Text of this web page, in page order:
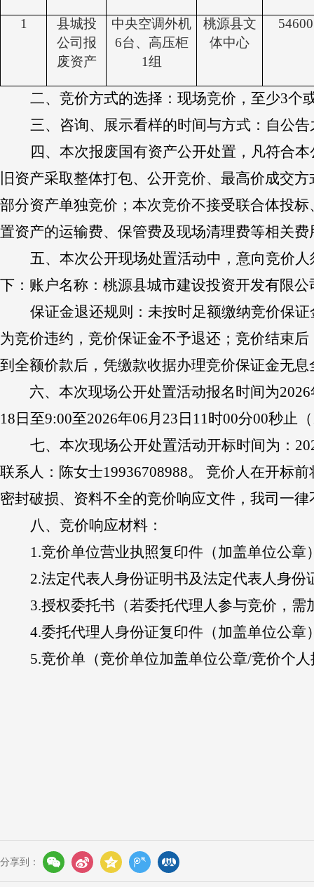
1
县城投
公司报
废资产
中央空调外机
6台、高压柜
1组
桃源县文
体中心
54600
二、竞价方式的选择： 现场竞价， 至少3个
三、咨询、展示看样的时间与方式： 自公
四、本次报废国有资产公开处置， 凡符合
旧资产采取整体打包、公开竞价、最高价成交
部分资产单独竞价；本次竞价不接受联合体投
置资产的运输费、保管费及现场清理费等相关
五、本次公开现场处置活动中，意向竞价人
下：账户名称：桃源县城市建设投资开发有限
保证金退还规则：未按时足额缴纳竞价保
为竞价违约，竞价保证金不予退还；竞价结束
到全额价款后，凭缴款收据办理竞价保证金无息
六、 本次现场公开处置活动报名时间为
18 日至9:00至2026年06月 23 日 11时00分00秒止（
七、本次现场公开处置活动开标时间为 ：
联系人：陈女士19936708988。 竞价人在开标
密封破损、资料不全的竞价响应文件，我司一
八、 竞价响应材料：
1.竞价单位营业执照复印件（加盖单位公
2.法定代表人身份证明书及法定代表人身
3.授权委托书（若委托代理人参与竞价，需
4.委托代理人身份证复印件（加盖单位公章
5.竞价单（竞价单位加盖单位公章/竞价个
分享到：